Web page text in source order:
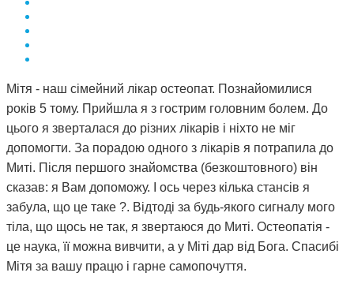
Мітя - наш сімейний лікар остеопат. Познайомилися
років 5 тому. Прийшла я з гострим головним болем. До
цього я зверталася до різних лікарів і ніхто не міг
допомогти. За порадою одного з лікарів я потрапила до
Миті. Після першого знайомства (безкоштовного) він
сказав: я Вам допоможу. І ось через кілька стансів я
забула, що це таке ?. Відтоді за будь-якого сигналу мого
тіла, що щось не так, я звертаюся до Миті. Остеопатія -
це наука, її можна вивчити, а у Міті дар від Бога. Спасибі
Мітя за вашу працю і гарне самопочуття.